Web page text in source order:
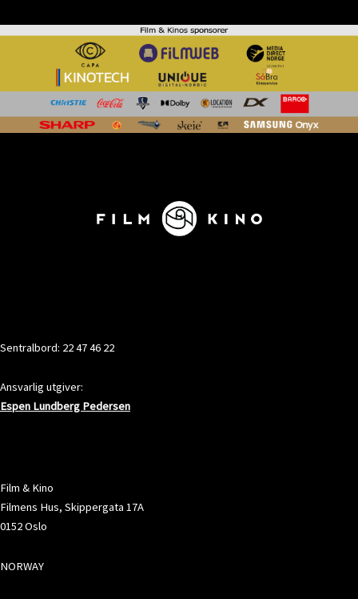
Sentralbord: 22 47 46 22
Ansvarlig utgiver:
Espen Lundberg Pedersen
Film & Kino
Filmens Hus, Skippergata 17A
0152 Oslo
NORWAY